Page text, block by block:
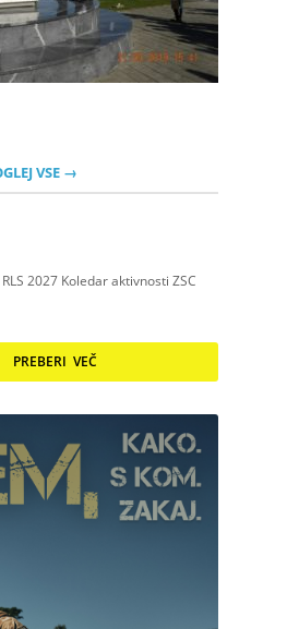
VSE →
2027 Koledar aktivnosti ZSC
PREBERI VEČ